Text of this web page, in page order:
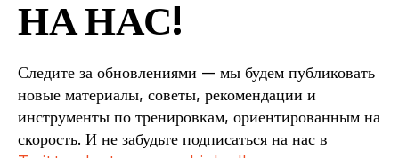
НА НАС!
Следите за обновлениями — мы будем публиковать
новые материалы, советы, рекомендации и
инструменты по тренировкам, ориентированным на
скорость. И не забудьте подписаться на нас в